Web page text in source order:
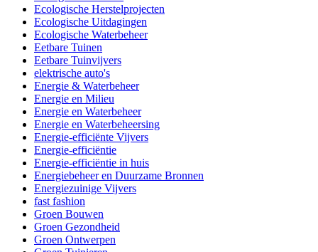
Ecologische Herstelprojecten
Ecologische Uitdagingen
Ecologische Waterbeheer
Eetbare Tuinen
Eetbare Tuinvijvers
elektrische auto's
Energie & Waterbeheer
Energie en Milieu
Energie en Waterbeheer
Energie en Waterbeheersing
Energie-efficiënte Vijvers
Energie-efficiëntie
Energie-efficiëntie in huis
Energiebeheer en Duurzame Bronnen
Energiezuinige Vijvers
fast fashion
Groen Bouwen
Groen Gezondheid
Groen Ontwerpen